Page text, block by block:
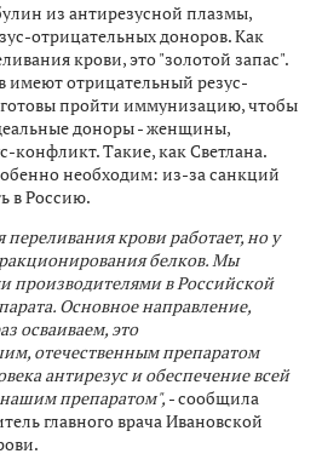
из антирезусной плазмы,
отрицательных доноров. Как
крови, это "золотой запас".
имеют отрицательный резус-
пройти иммунизацию, чтобы
доноры - женщины,
конфликт. Такие, как Светлана.
необходим: из-за санкций
в Россию.
переливания крови работает, но у
белков. Мы
производителями в Российской
Основное направление,
осваиваем, это
отечественным препаратом
антирезус и обеспечение всей
препаратом", - сообщила
главного врача Ивановской